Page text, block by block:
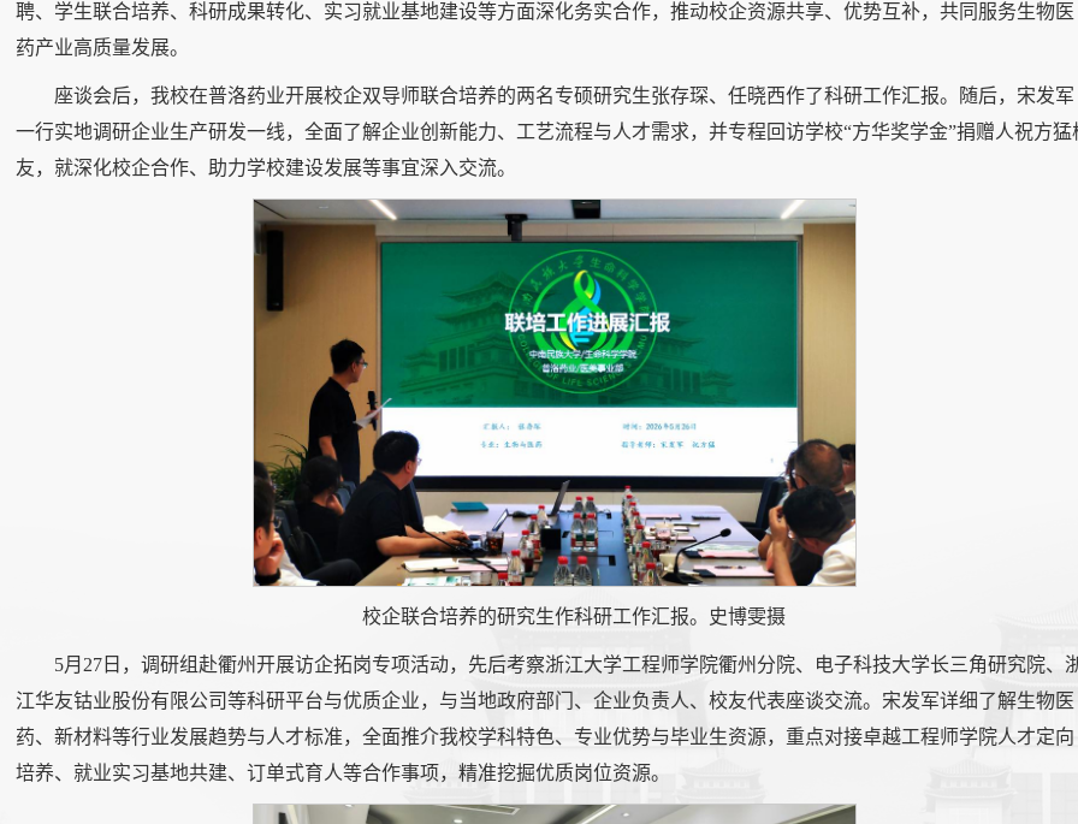
聘、学生联合培养、科研成果转化、实习就业基地建设等方面深化务实合作，推动校企资源共享、优势互补，共同服务生物医
药产业高质量发展。
座谈会后，我校在普洛药业开展校企双导师联合培养的两名专硕研究生张存琛、任晓西作了科研工作汇报。随后，宋发军
一行实地调研企业生产研发一线，全面了解企业创新能力、工艺流程与人才需求，并专程回访学校“方华奖学金”捐赠人祝方猛
友，就深化校企合作、助力学校建设发展等事宜深入交流。
校企联合培养的研究生作科研工作汇报。史博雯摄
5月27日，调研组赴衢州开展访企拓岗专项活动，先后考察浙江大学工程师学院衢州分院、电子科技大学长三角研究院、
江华友钴业股份有限公司等科研平台与优质企业，与当地政府部门、企业负责人、校友代表座谈交流。宋发军详细了解生物医
药、新材料等行业发展趋势与人才标准，全面推介我校学科特色、专业优势与毕业生资源，重点对接卓越工程师学院人才定向
培养、就业实习基地共建、订单式育人等合作事项，精准挖掘优质岗位资源。